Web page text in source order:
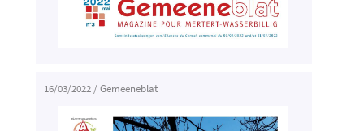
16/03/2022/Gemeeneblat